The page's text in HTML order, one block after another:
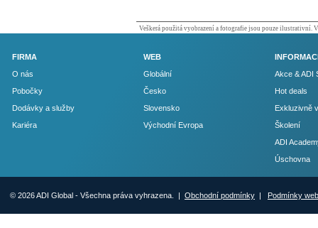
Veškerá použitá vyobrazení a fotografie jsou pouze ilustrativní.
FIRMA
O nás
Pobočky
Dodávky a služby
Kariéra
WEB
Globální
Česko
Slovensko
Východní Evropa
Akce & ADI
Hot deals
Exkluzivně
Školení
ADI
Úschovna
© 2026 ADI Global - Všechna práva vyhrazena. | Obchodní podmínky | Podmínky